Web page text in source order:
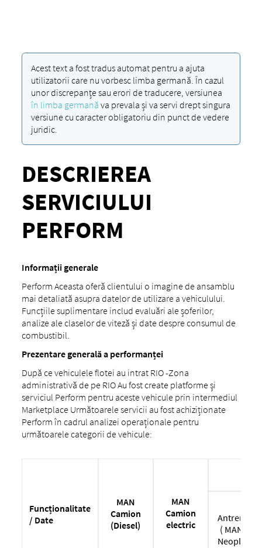
Acest text a fost tradus automat pentru a ajuta
utilizatorii care nu vorbesc limba germană. În cazul
unor discrepanțe sau erori de traducere, versiunea
în limba germană va prevala și va servi drept singura
versiune cu caracter obligatoriu din punct de vedere
juridic.
DESCRIEREA
SERVICIULUI
PERFORM
Informații generale
Perform Aceasta oferă clientului o imagine de ansamblu
mai detaliată asupra datelor de utilizare a vehiculului.
Funcțiile suplimentare includ evaluări ale șoferilor,
analize ale claselor de viteză și date despre consumul de
combustibil.
Prezentare generală a performanței
După ce vehiculele flotei au intrat RIO -Zona
administrativă de pe RIO Au fost create platforme și
serviciul Perform pentru aceste vehicule prin intermediul
Marketplace Următoarele servicii au fost achiziționate
Perform în cadrul analizei operaționale pentru
următoarele categorii de vehicule:
Funcționalitate
/ Date
MAN
Camion
(Diesel)
MAN
Camion
electric
Antrenor
( MAN și
Neoplan)